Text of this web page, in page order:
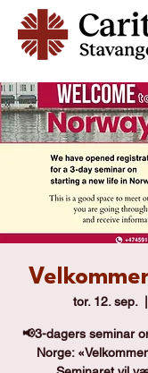
tor. 12. sep.
  |
📢3-dagers seminar
Norge: